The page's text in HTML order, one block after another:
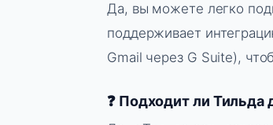
Да, вы можете легко
поддерживает
Gmail через G Suite),
❓ Подходит ли Тильда